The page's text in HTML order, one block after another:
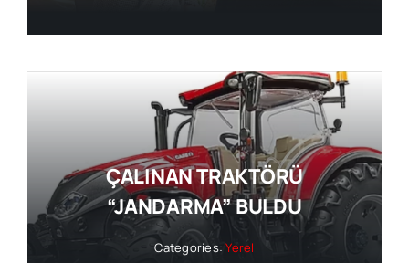
ÇALINAN TRAKTÖRÜ
“JANDARMA” BULDU
Categories:Yerel